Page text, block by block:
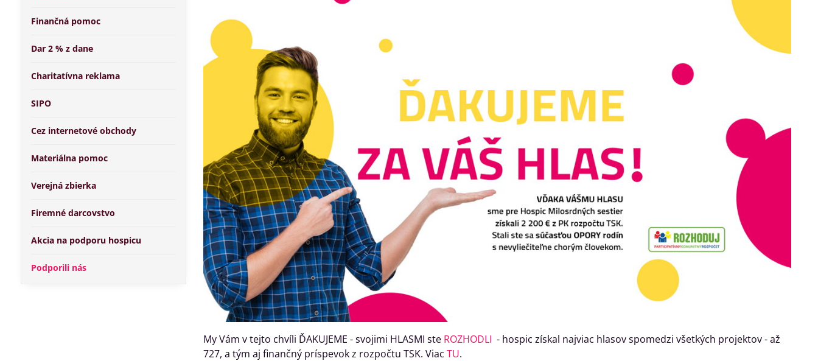
My Vám v tejto chvíli ĎAKUJEME - svojimi HLASMI ste ROZHODLI - hospic získal najviac hlasov spomedzi všetkých projektov - až
727, a tým aj finančný príspevok z rozpočtu TSK. Viac TU.
Finančná pomoc
Dar 2 % z dane
Charitatívna reklama
SIPO
Cez internetové obchody
Materiálna pomoc
Verejná zbierka
Firemné darcovstvo
Akcia na podporu hospicu
Podporili nás